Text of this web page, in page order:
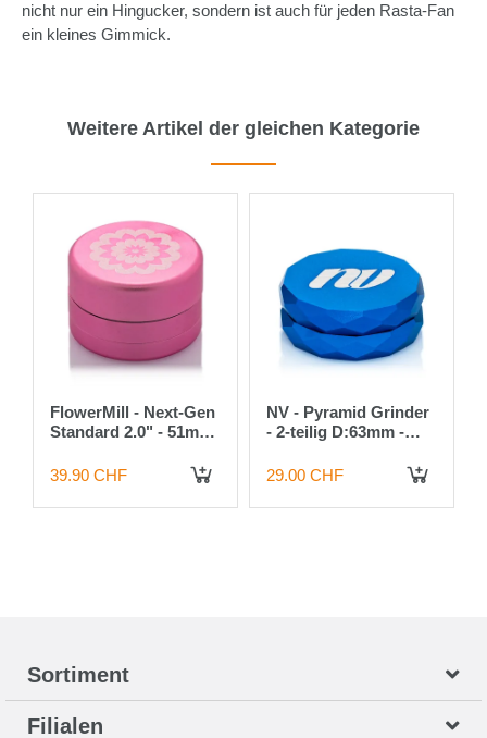
nicht nur ein Hingucker, sondern ist auch für jeden Rasta-Fan
ein kleines Gimmick.
Weitere Artikel der gleichen Kategorie
FlowerMill - Next-Gen
Standard 2.0" - 51mm
39.90 CHF
NV - Pyramid Grinder
- 2-teilig D:63mm -
29.00 CHF
Sortiment
Filialen